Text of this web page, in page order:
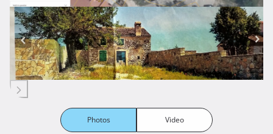
Photos Video